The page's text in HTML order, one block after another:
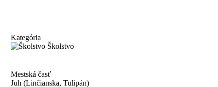
Kategória
Školstvo
Mestská časť
Juh (Linčianska, Tulipán)